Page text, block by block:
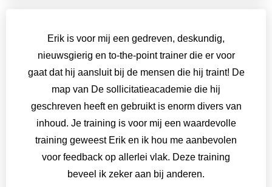
Erik is voor mij een gedreven, deskundig,
nieuwsgierig en to-the-point trainer die er voor
gaat dat hij aansluit bij de mensen die hij traint! De
map van De sollicitatieacademie die hij
geschreven heeft en gebruikt is enorm divers van
inhoud. Je training is voor mij een waardevolle
training geweest Erik en ik hou me aanbevolen
voor feedback op allerlei vlak. Deze training
beveel ik zeker aan bij anderen.